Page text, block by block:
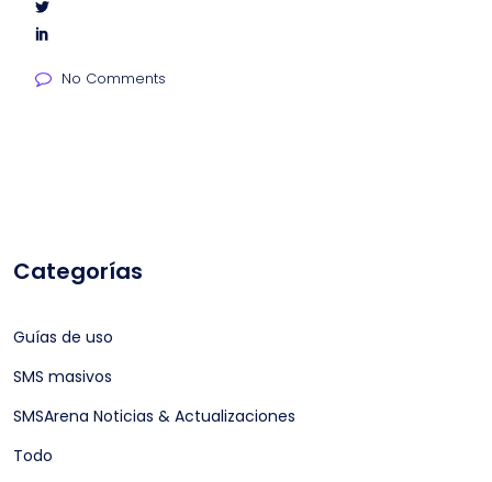
No Comments
Categorías
Guías de uso
SMS masivos
SMSArena Noticias & Actualizaciones
Todo